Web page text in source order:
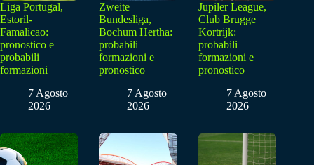
Liga Portugal,
Estoril-
Famalicao:
pronostico e
probabili
formazioni
7 Agosto
2026
Zweite
Bundesliga,
Bochum Hertha:
probabili
formazioni e
pronostico
7 Agosto
2026
Jupiler League,
Club Brugge
Kortrijk:
probabili
formazioni e
pronostico
7 Agosto
2026